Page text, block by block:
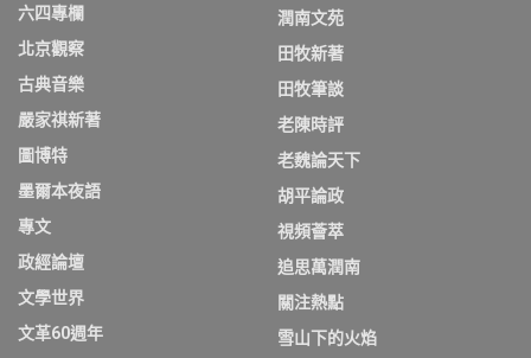
六四專欄
北京觀察
古典音樂
嚴家祺新著
圖博特
墨爾本夜語
專文
政經論壇
文學世界
文革60週年
潤南文苑
田牧新著
田牧筆談
老陳時評
老魏論天下
胡平論政
視頻薈萃
追思萬潤南
關注熱點
雪山下的火焰